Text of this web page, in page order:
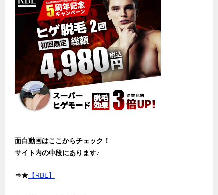
面白動画はここからチェック！
サイト内の中段にあります♪
⇒★ 【RBL】